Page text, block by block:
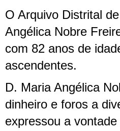
O Arquivo Distrital
Angélica Nobre
com 82 anos de
ascendentes.
D. Maria Angélica
dinheiro e foros a
expressou a